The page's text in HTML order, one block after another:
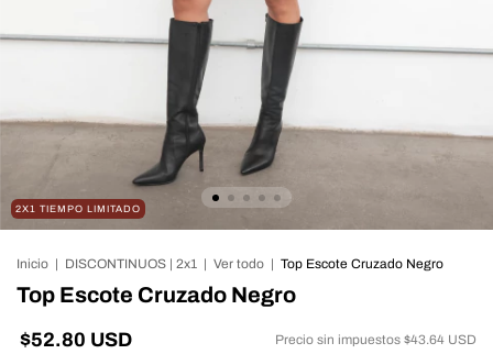
2X1 TIEMPO LIMITADO
Inicio | DISCONTINUOS | 2x1 | Ver todo | Top Escote Cruzado Negro
Top Escote Cruzado Negro
$52.80 USD Precio sin impuestos $43.64 USD